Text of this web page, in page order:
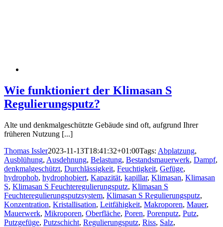
Wie funktioniert der Klimasan S
Regulierungsputz?
Alte und denkmalgeschützte Gebäude sind oft, aufgrund Ihrer
früheren Nutzung [...]
Thomas Issler2023-11-13T18:41:32+01:00Tags: Abplatzung,
Ausblühung, Ausdehnung, Belastung, Bestandsmauerwerk, Dampf,
denkmalgeschützt, Durchlässigkeit, Feuchtigkeit, Gefüge,
hydrophob, hydrophobiert, Kapazität, kapillar, Klimasan, Klimasan
S, Klimasan S Feuchteregulierungsputz, Klimasan S
Feuchteregulierungsputzsystem, Klimasan S Regulierungsputz,
Konzentration, Kristallisation, Leitfähigkeit, Makroporen, Mauer,
Mauerwerk, Mikroporen, Oberfläche, Poren, Porenputz, Putz,
Putzgefüge, Putzschicht, Regulierungsputz, Riss, Salz,